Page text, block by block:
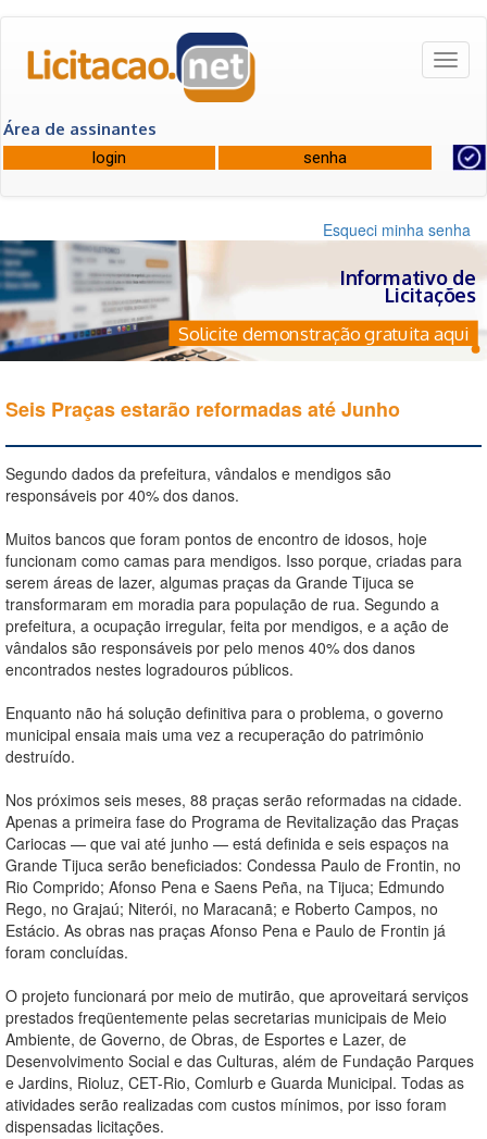
Área de assinantes
Esqueci minha senha
Informativo de
Licitações
Solicite demonstração gratuita aqui
Seis Praças estarão reformadas até Junho
Segundo dados da prefeitura, vândalos e mendigos são
responsáveis por 40% dos danos.
Muitos bancos que foram pontos de encontro de idosos, hoje
funcionam como camas para mendigos. Isso porque, criadas para
serem áreas de lazer, algumas praças da Grande Tijuca se
transformaram em moradia para população de rua. Segundo a
prefeitura, a ocupação irregular, feita por mendigos, e a ação de
vândalos são responsáveis por pelo menos 40% dos danos
encontrados nestes logradouros públicos.
Enquanto não há solução definitiva para o problema, o governo
municipal ensaia mais uma vez a recuperação do patrimônio
destruído.
Nos próximos seis meses, 88 praças serão reformadas na cidade.
Apenas a primeira fase do Programa de Revitalização das Praças
Cariocas — que vai até junho — está definida e seis espaços na
Grande Tijuca serão beneficiados: Condessa Paulo de Frontin, no
Rio Comprido; Afonso Pena e Saens Peña, na Tijuca; Edmundo
Rego, no Grajaú; Niterói, no Maracanã; e Roberto Campos, no
Estácio. As obras nas praças Afonso Pena e Paulo de Frontin já
foram concluídas.
O projeto funcionará por meio de mutirão, que aproveitará serviços
prestados freqüentemente pelas secretarias municipais de Meio
Ambiente, de Governo, de Obras, de Esportes e Lazer, de
Desenvolvimento Social e das Culturas, além de Fundação Parques
e Jardins, Rioluz, CET-Rio, Comlurb e Guarda Municipal. Todas as
atividades serão realizadas com custos mínimos, por isso foram
dispensadas licitações.